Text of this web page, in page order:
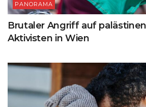
PANORAMA
Brutaler Angriff auf
Aktivisten in Wien